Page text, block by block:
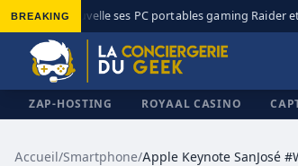
BREAKING
MSI renouvelle ses PC portables gaming Raider et
ZAP-HOSTING ROYAAL CASINO
Accueil/Smartphone/Apple Keynote SanJosé